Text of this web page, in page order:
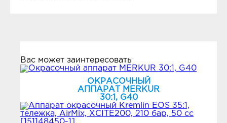
Вас может заинтересовать
ОКРАСОЧНЫЙ
АППАРАТ MERKUR
30:1, G40